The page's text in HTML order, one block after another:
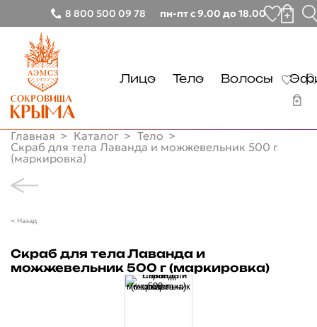
8 800 500 09 78 пн-пт с 9.00 до 18.00
Лицо
Очищение
Солнцезащита
Глаза
Тело Волосы
Уход
Лицо
Увлажнение
Питание
Тело
Руки
Ноги
Волосы
Уход
Эфирные масла
Другие товары
Главная Каталог
Тело
Скраб для тела Лаванда и можжевельник 500 г
(маркировка)
< Назад
Скраб для тела Лаванда и
можжевельник 500 г (маркировка)